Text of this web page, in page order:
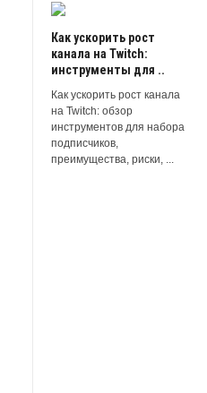
Как ускорить рост
канала на Twitch:
инструменты для ..
Как ускорить рост канала
на Twitch: обзор
инструментов для набора
подписчиков,
преимущества, риски, ...